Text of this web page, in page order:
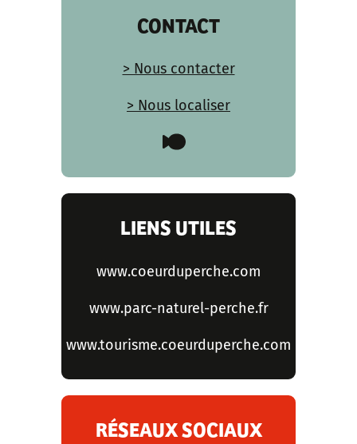
CONTACT
> Nous contacter
> Nous localiser
LIENS UTILES
www.coeurduperche.com
www.parc-naturel-perche.fr
www.tourisme.coeurduperche.com
RÉSEAUX SOCIAUX